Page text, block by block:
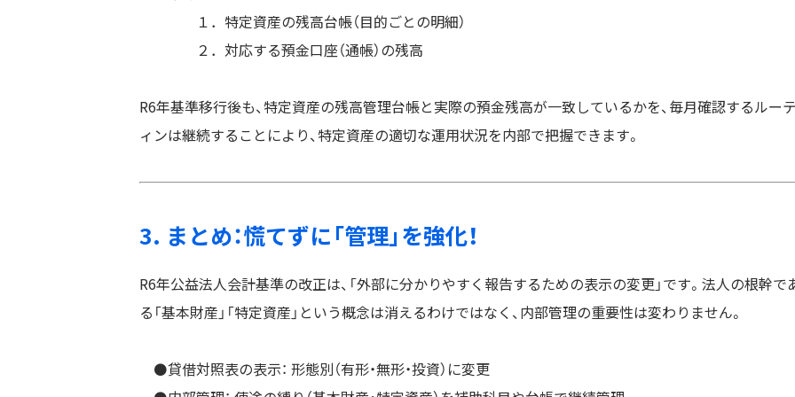
１．特定資産の残高台帳（目的ごとの明細）
２．対応する預金口座（通帳）の残高
R6年基準移行後も、特定資産の残高管理台帳と実際の預金残高が一致しているかを、毎月確認するルー
ィンは継続することにより、特定資産の適切な運用状況を内部で把握できます。
3. まとめ：慌てずに「管理」を強化！
R6年公益法人会計基準の改正は、「外部に分かりやすく報告するための表示の変更」です。法人の根幹で
る「基本財産」「特定資産」という概念は消えるわけではなく、内部管理の重要性は変わりません。
⚫️貸借対照表の表示： 形態別（有形・無形・投資）に変更